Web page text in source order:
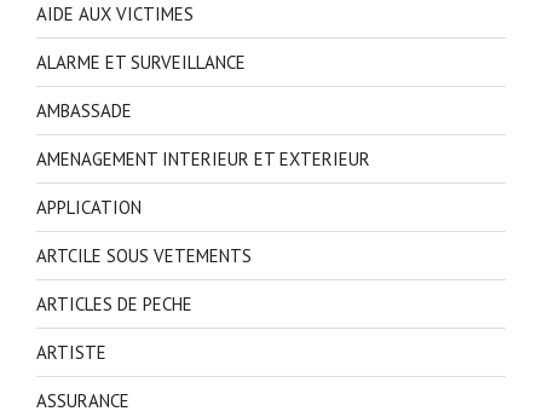
AIDE AUX VICTIMES
ALARME ET SURVEILLANCE
AMBASSADE
AMENAGEMENT INTERIEUR ET EXTERIEUR
APPLICATION
ARTCILE SOUS VETEMENTS
ARTICLES DE PECHE
ARTISTE
ASSURANCE